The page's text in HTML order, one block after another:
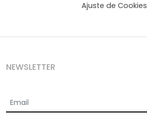
Ajuste de Cookies
NEWSLETTER